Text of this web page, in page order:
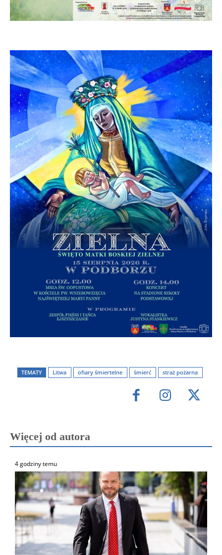
TEMATY Litwa ofiary śmiertelne śmierć straż pożarna
Więcej od autora
4 godziny temu